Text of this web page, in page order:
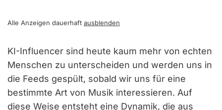
Alle Anzeigen dauerhaft ausblenden
KI-Influencer sind heute kaum mehr von echten
Menschen zu unterscheiden und werden uns in
die Feeds gespült, sobald wir uns für eine
bestimmte Art von Musik interessieren. Auf
diese Weise entsteht eine Dynamik, die aus